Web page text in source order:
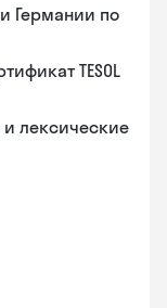
Германии по
TESOL
лексические